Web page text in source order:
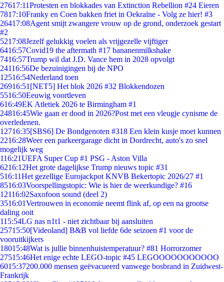
27617:11Protesten en blokkades van Extinction Rebellion #24 Eieren
7817:10Franky en Coen bakken friet in Oekraïne - Volg ze hier! #3
26417:08Agent smijt zwangere vrouw op de grond, onderzoek gestart
#2
5217:08Jezelf gelukkig voelen als vrijgezelle vijftiger
6416:57Covid19 the aftermath #17 bananenmilkshake
7416:57Trump wil dat J.D. Vance hem in 2028 opvolgt
24116:56De bezuinigingen bij de NPO
12516:54Nederland toen
26916:51 [NET5] Het blok 2026 #32 Blokkendozen
5516:50Eeuwig voortleven
616:49EK Atletiek 2026 te Birmingham #1
24816:45Wie gaan er dood in 2026?Post met een vleugje cynisme de
overledenen.
12716:35[SBS6] De Bondgenoten #318 Een klein kusje moet kunnen
2216:28Weer een parkeergarage dicht in Dordrecht, auto's zo snel
mogelijk weg
116:21UEFA Super Cup #1 PSG - Aston Villa
6216:12Het grote dagelijkse Trump nieuws topic #31
516:11Het gezellige Eurojackpot KNVB Bekertopic 2026/27 #1
8516:03Voorspellingstopic: Wie is hier de weerkundige? #16
12116:02Saxofoon sound (deel 2)
3516:01Vertrouwen in economie neemt flink af, op een na grootse
daling ooit
115:54LG nas n1t1 - niet zichtbaar bij aansluiten
25715:50[Videoland] B&B vol liefde 6de seizoen #1 voor de
vooruitkijkers
18015:48Wat is jullie binnenhuistemperatuur? #81 Horrorzomer
27515:46Het enige echte LEGO-topic #45 LEGOOOOOOOOOOO
6015:37200.000 mensen geëvacueerd vanwege bosbrand in Zuidwest-
Frankrijk